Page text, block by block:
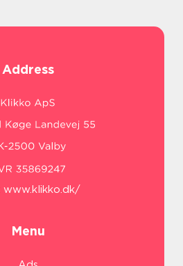
Address
www.klikko.dk/
Menu